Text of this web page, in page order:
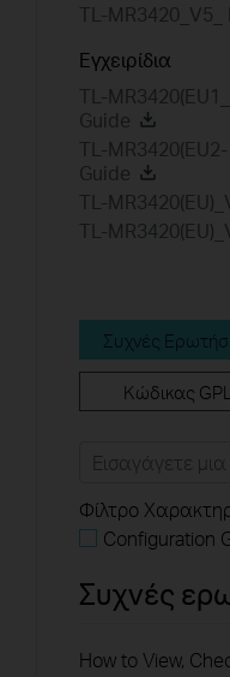
TL-
Εγχειρίδια
TL-
Guide
TL-
Guide
TL-
TL-
Συχνές
Κώδικας GPL
Φίλτρο
Configuration
Συχνές
How to View,